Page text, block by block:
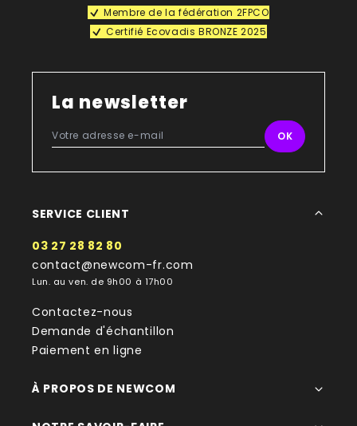
Membre de la fédération 2FPCO
Certifié Ecovadis BRONZE 2025
La newsletter
SERVICE CLIENT
03 27 28 82 80
contact@newcom-fr.com
Lun. au ven. de 9h00 à 17h00
Contactez-nous
Demande d'échantillon
Paiement en ligne
À PROPOS DE NEWCOM